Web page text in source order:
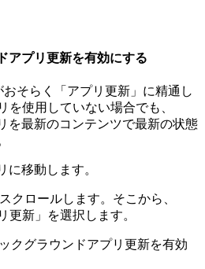
アプリ更新を有効にする
そらく「アプリ更新」に精通し
を使用していない場合でも、
を最新のコンテンツで最新の状態
に移動します。
クロールします。そこから、
更新」を選択します。
クグラウンドアプリ更新を有効